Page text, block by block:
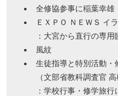
全修協参事に稲葉幸雄
ＥＸＰＯ ＮＥＷＳ イ
：大宮から直行の専
風紋
生徒指導と特別活動・
（文部省教科調査官 高
：学校行事・修学旅